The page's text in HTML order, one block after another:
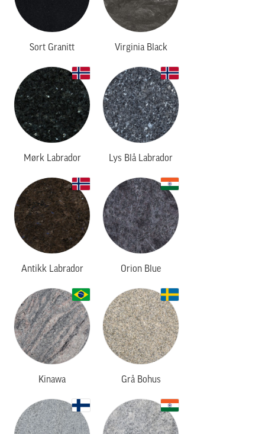
Sort Granitt Virginia Black
Mørk Labrador Lys Blå Labrador
Antikk Labrador Orion Blue
Kinawa Grå Bohus